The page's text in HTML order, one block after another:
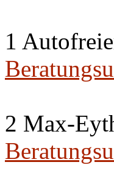
1
2 Max-